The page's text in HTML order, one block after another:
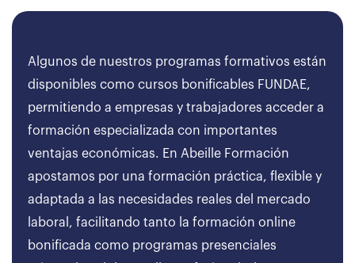
Algunos de nuestros programas formativos están
disponibles como cursos bonificables FUNDAE,
permitiendo a empresas y trabajadores acceder a
formación especializada con importantes
ventajas económicas. En Abeille Formación
apostamos por una formación práctica, flexible y
adaptada a las necesidades reales del mercado
laboral, facilitando tanto la formación online
bonificada como programas presenciales